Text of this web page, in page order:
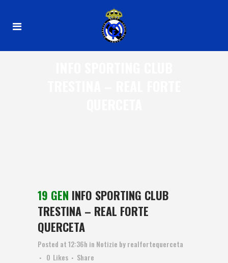
19 GEN INFO SPORTING CLUB
TRESTINA – REAL FORTE
QUERCETA
Posted at 12:36h in Notizie byrealfortequerceta
0 Likes Share